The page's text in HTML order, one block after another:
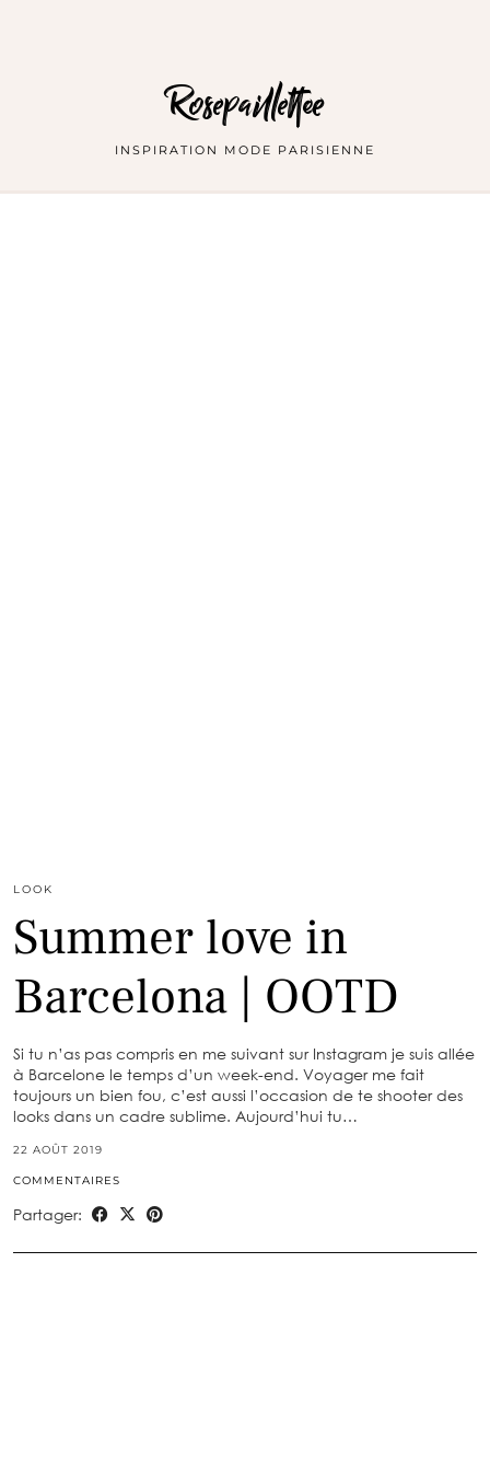
Rosepaillettee
INSPIRATION MODE PARISIENNE
LOOK
Summer love in
Barcelona | OOTD
Si tu n’as pas compris en me suivant sur Instagram je suis allée
à Barcelone le temps d’un week-end. Voyager me fait
toujours un bien fou, c’est aussi l’occasion de te shooter des
looks dans un cadre sublime. Aujourd’hui tu…
22 AOÛT 2019
COMMENTAIRES
Partager: